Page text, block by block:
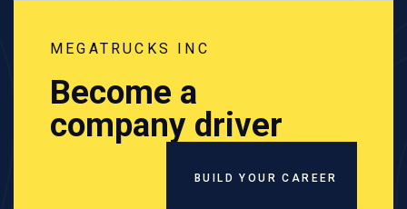
MEGATRUCKS INC
Become a
company driver
BUILD YOUR CAREER